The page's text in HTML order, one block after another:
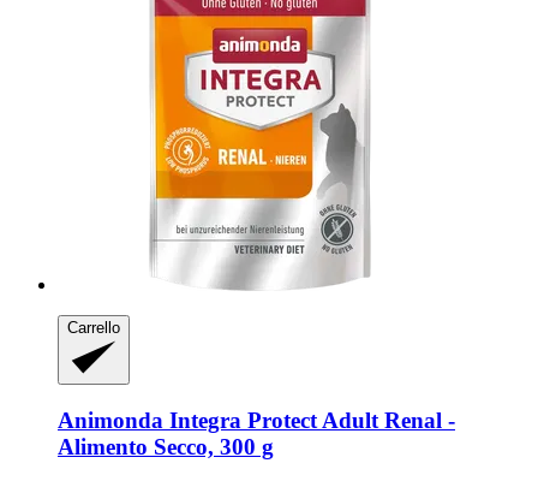
Carrello
Animonda Integra Protect Adult Renal -​
Alimento Secco, 300 g